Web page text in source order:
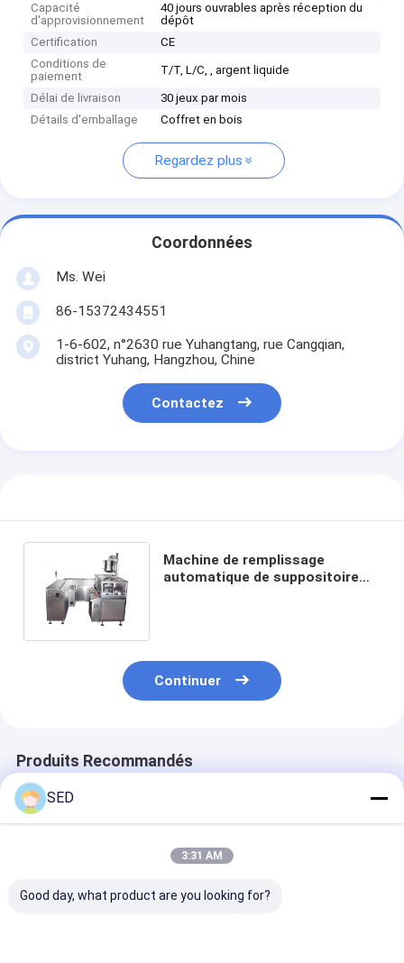
Capacité
d'approvisionnement
40 jours ouvrables après réception du
dépôt
Certification
CE
Conditions de
paiement
T/T, L/C, , argent liquide
Délai de livraison
30 jeux par mois
Détails d'emballage
Coffret en bois
Regardez plus
Coordonnées
Ms. Wei
86-15372434551
1-6-602, n°2630 rue Yuhangtang, rue Cangqian,
district Yuhang, Hangzhou, Chine
Contactez
Machine de remplissage
automatique de suppositoire
Continuer
Produits Recommandés
SED
3:31 AM
Good day, what product are you looking for?